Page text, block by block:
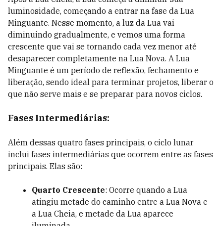
luminosidade, começando a entrar na fase da Lua
Minguante. Nesse momento, a luz da Lua vai
diminuindo gradualmente, e vemos uma forma
crescente que vai se tornando cada vez menor até
desaparecer completamente na Lua Nova. A Lua
Minguante é um período de reflexão, fechamento e
liberação, sendo ideal para terminar projetos, liberar o
que não serve mais e se preparar para novos ciclos.
Fases Intermediárias:
Além dessas quatro fases principais, o ciclo lunar
inclui fases intermediárias que ocorrem entre as fases
principais. Elas são:
Quarto Crescente: Ocorre quando a Lua
atingiu metade do caminho entre a Lua Nova e
a Lua Cheia, e metade da Lua aparece